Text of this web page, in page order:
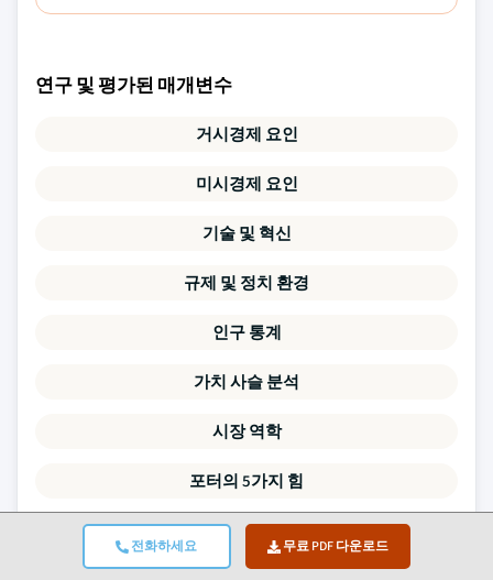
전화하세요 무료 PDF 다운로드
연구 및 평가된 매개변수
거시경제 요인
미시경제 요인
기술 및 혁신
규제 및 정치 환경
인구 통계
가치 사슬 분석
시장 역학
포터의 5가지 힘
PESTLE 분석